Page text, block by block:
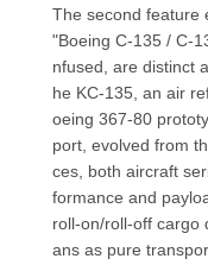
The second feature
"Boeing C-135 / C-
nfused, are distinct
he KC-135, an air
oeing 367-80
port, evolved from
ces, both aircraft
formance and
roll-on/roll-off cargo
ans as pure